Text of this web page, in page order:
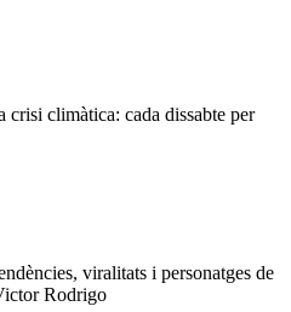
climàtica: cada dissabte per
viralitats i personatges de
Rodrigo